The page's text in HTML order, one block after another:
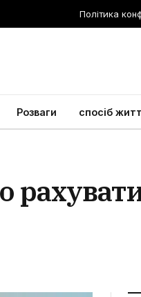
Політика
Розваги спосіб